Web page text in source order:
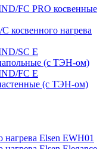
FC PRO косвенные
косвенного нагрева
SC E
(с ТЭН-ом)
FC E
(с ТЭН-ом)
нагрева Elsen EWH01